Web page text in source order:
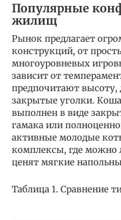
Популярные
жилищ
Рынок предлагает
конструкций, от
многоуровневых
зависит от
предпочитают
закрытые уголки.
выполнен в виде
гамака или
активные молодые
комплексы, где можно
ценят мягкие
Таблица 1. Сравнение